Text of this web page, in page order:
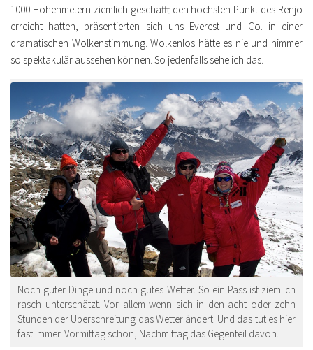
1000 Höhenmetern ziemlich geschafft den höchsten Punkt des Renjo
erreicht hatten, präsentierten sich uns Everest und Co. in einer
dramatischen Wolkenstimmung. Wolkenlos hätte es nie und nimmer
so spektakulär aussehen können. So jedenfalls sehe ich das.
Noch guter Dinge und noch gutes Wetter. So ein Pass ist ziemlich
rasch unterschätzt. Vor allem wenn sich in den acht oder zehn
Stunden der Überschreitung das Wetter ändert. Und das tut es hier
fast immer. Vormittag schön, Nachmittag das Gegenteil davon.